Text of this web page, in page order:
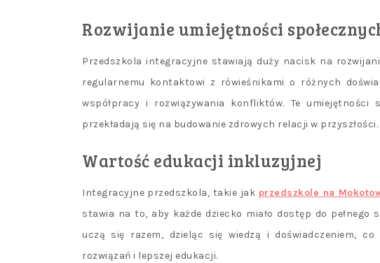
Rozwijanie umiejętności
Przedszkola integracyjne stawiają duży nacisk na
regularnemu kontaktowi z rówieśnikami o różnych
współpracy i rozwiązywania konfliktów. Te
przekładają się na budowanie zdrowych relacji w przyszłości.
Wartość edukacji inkluzyjnej
Integracyjne przedszkola, takie jak przedszkole na
stawia na to, aby każde dziecko miało dostęp do pełnego
uczą się razem, dzieląc się wiedzą i doświadczeniem,
rozwiązań i lepszej edukacji.